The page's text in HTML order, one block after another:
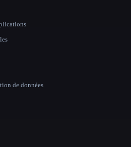
de données